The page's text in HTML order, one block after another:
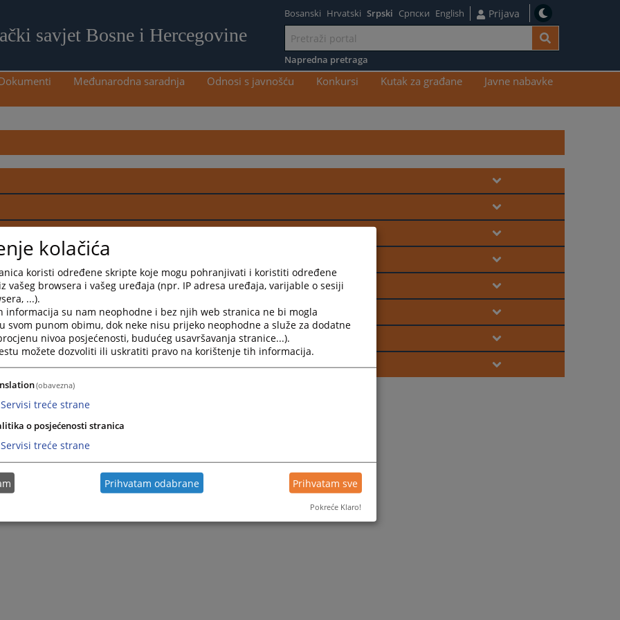
savjet Bosne i Hercegovine
sadržaj
Bosanski Hrvatski Srpski Српски English Prijava
Napredna pretraga
Međunarodna saradnja Odnosi s javnošću Konkursi Kutak za građane
Javne nabavke
i odgovornijem pravosuđu u BiH
BiHi tužilaca u BiH – treća faza
II)
(BiHSEJ)
Zapadnom Balkanu – „Dashboard Zapadni Balkan“
kolačića
koristi određene skripte koje mogu pohranjivati i koristiti određene
vašeg browsera i vašeg uređaja (npr. IP adresa uređaja, varijable o sesiji
...).
informacija su nam neophodne i bez njih web stranica ne bi mogla
svom punom obimu, dok neke nisu prijeko neophodne a služe za dodatne
nivoa posjećenosti, budućeg usavršavanja stranice...).
možete dozvoliti ili uskratiti pravo na korištenje tih informacija.
(obavezna)
Servisi treće strane
o posjećenosti stranica
Servisi treće strane
Prihvatam odabrane Prihvatam sve
Pokreće Klaro!